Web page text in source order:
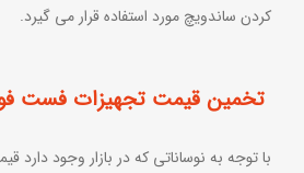
کردن ساندویچ مورد استفاده قرار می گیرد.
تخمین قیمت تجهیزات فست
با توجه به نوساناتی که در بازار وجود